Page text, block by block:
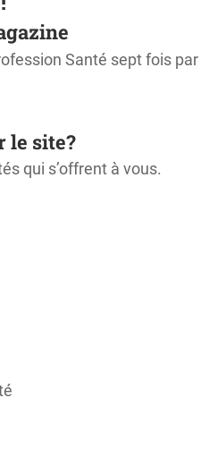
Santé sept fois par
le site?
qui s’offrent à vous.